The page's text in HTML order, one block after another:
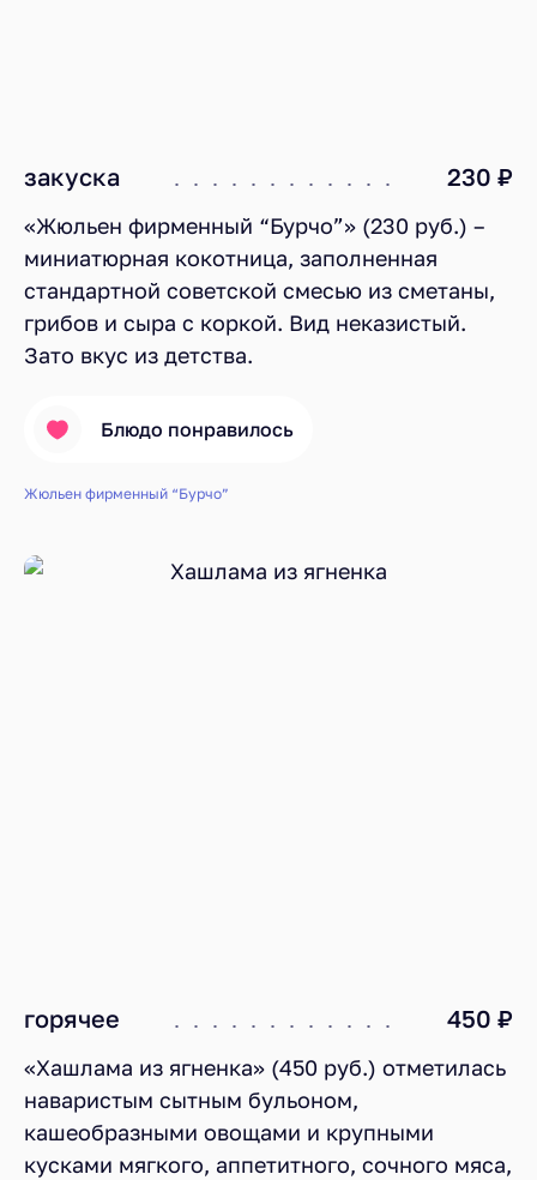
закуска 230 ₽
«Жюльен фирменный “Бурчо”» (230 руб.) –
миниатюрная кокотница, заполненная
стандартной советской смесью из сметаны,
грибов и сыра с коркой. Вид неказистый.
Зато вкус из детства.
Блюдо понравилось
Жюльен фирменный “Бурчо”
горячее 450 ₽
«Хашлама из ягненка» (450 руб.) отметилась
наваристым сытным бульоном,
кашеобразными овощами и крупными
кусками мягкого, аппетитного, сочного мяса,